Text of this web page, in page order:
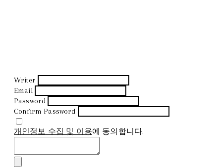
Writer
Email
Password
Confirm Password
개인정보 수집 및 이용에 동의합니다.